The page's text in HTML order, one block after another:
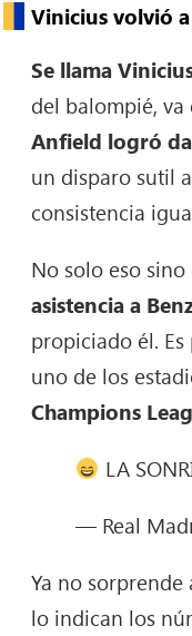
Vinicius volvió
Se llama
del balompié,
Anfield logró
un disparo sutil
consistencia
No solo eso
asistencia a
propiciado él.
uno de los
Champions
LA
— Real
Ya no sorprende
lo indican los